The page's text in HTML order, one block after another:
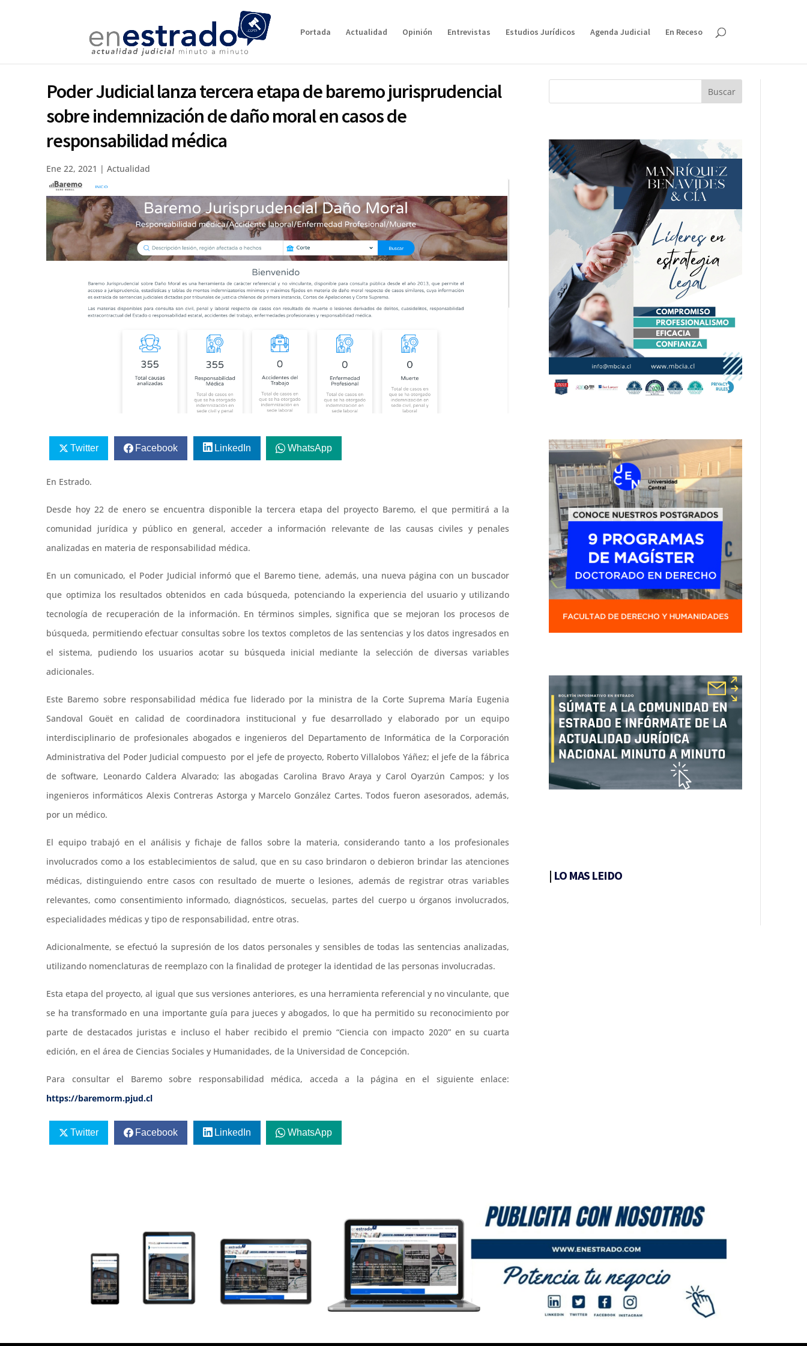
Portada Actualidad Opinión Entrevistas Estudios Jurídicos Agenda Judicial En Receso
Poder Judicial lanza tercera etapa de baremo jurisprudencial
sobre indemnización de daño moral en casos de
responsabilidad médica
Ene 22, 2021 |Actualidad
Twitter Facebook LinkedIn WhatsApp
En Estrado.
Desde hoy 22 de enero se encuentra disponible la tercera etapa del proyecto Baremo, el que permitirá a la
comunidad jurídica y público en general, acceder a información relevante de las causas civiles y penales
analizadas en materia de responsabilidad médica.
En un comunicado, el Poder Judicial informó que el Baremo tiene, además, una nueva página con un buscador
que optimiza los resultados obtenidos en cada búsqueda, potenciando la experiencia del usuario y utilizando
tecnología de recuperación de la información. En términos simples, significa que se mejoran los procesos de
búsqueda, permitiendo efectuar consultas sobre los textos completos de las sentencias y los datos ingresados en
el sistema, pudiendo los usuarios acotar su búsqueda inicial mediante la selección de diversas variables
adicionales.
Este Baremo sobre responsabilidad médica fue liderado por la ministra de la Corte Suprema María Eugenia
Sandoval Gouët en calidad de coordinadora institucional y fue desarrollado y elaborado por un equipo
interdisciplinario de profesionales abogados e ingenieros del Departamento de Informática de la Corporación
Administrativa del Poder Judicial compuesto por el jefe de proyecto, Roberto Villalobos Yáñez; el jefe de la fábrica
de software, Leonardo Caldera Alvarado; las abogadas Carolina Bravo Araya y Carol Oyarzún Campos; y los
ingenieros informáticos Alexis Contreras Astorga y Marcelo González Cartes. Todos fueron asesorados, además,
por un médico.
El equipo trabajó en el análisis y fichaje de fallos sobre la materia, considerando tanto a los profesionales
involucrados como a los establecimientos de salud, que en su caso brindaron o debieron brindar las atenciones
médicas, distinguiendo entre casos con resultado de muerte o lesiones, además de registrar otras variables
relevantes, como consentimiento informado, diagnósticos, secuelas, partes del cuerpo u órganos involucrados,
especialidades médicas y tipo de responsabilidad, entre otras.
Adicionalmente, se efectuó la supresión de los datos personales y sensibles de todas las sentencias analizadas,
utilizando nomenclaturas de reemplazo con la finalidad de proteger la identidad de las personas involucradas.
Esta etapa del proyecto, al igual que sus versiones anteriores, es una herramienta referencial y no vinculante, que
se ha transformado en una importante guía para jueces y abogados, lo que ha permitido su reconocimiento por
parte de destacados juristas e incluso el haber recibido el premio “Ciencia con impacto 2020” en su cuarta
edición, en el área de Ciencias Sociales y Humanidades, de la Universidad de Concepción.
Para consultar el Baremo sobre responsabilidad médica, acceda a la página en el siguiente enlace:
https://baremorm.pjud.cl
Twitter Facebook LinkedIn WhatsApp
| LO MAS LEIDO